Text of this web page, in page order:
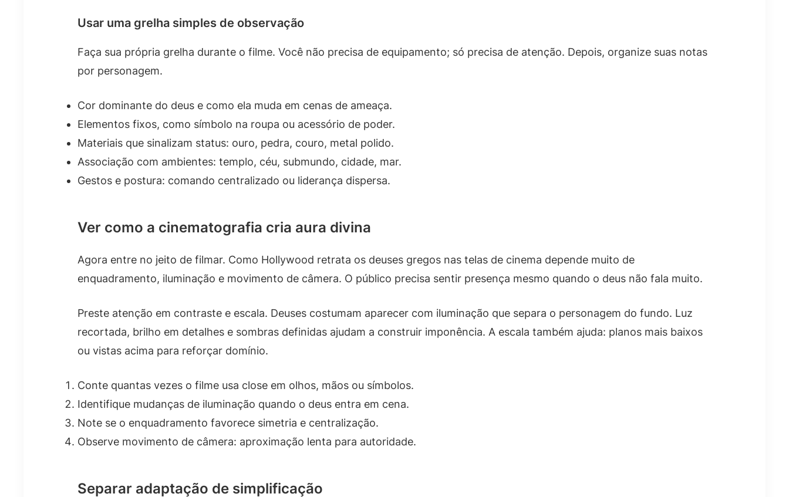
Usar uma grelha simples de observação
Faça sua própria grelha durante o filme. Você não precisa de equipamento; só precisa de atenção. Depois, organize suas notas
por personagem.
Cor dominante do deus e como ela muda em cenas de ameaça.
Elementos fixos, como símbolo na roupa ou acessório de poder.
Materiais que sinalizam status: ouro, pedra, couro, metal polido.
Associação com ambientes: templo, céu, submundo, cidade, mar.
Gestos e postura: comando centralizado ou liderança dispersa.
Ver como a cinematografia cria aura divina
Agora entre no jeito de filmar. Como Hollywood retrata os deuses gregos nas telas de cinema depende muito de
enquadramento, iluminação e movimento de câmera. O público precisa sentir presença mesmo quando o deus não fala muito.
Preste atenção em contraste e escala. Deuses costumam aparecer com iluminação que separa o personagem do fundo. Luz
recortada, brilho em detalhes e sombras definidas ajudam a construir imponência. A escala também ajuda: planos mais baixos
ou vistas acima para reforçar domínio.
Conte quantas vezes o filme usa close em olhos, mãos ou símbolos.
Identifique mudanças de iluminação quando o deus entra em cena.
Note se o enquadramento favorece simetria e centralização.
Observe movimento de câmera: aproximação lenta para autoridade.
Separar adaptação de simplificação